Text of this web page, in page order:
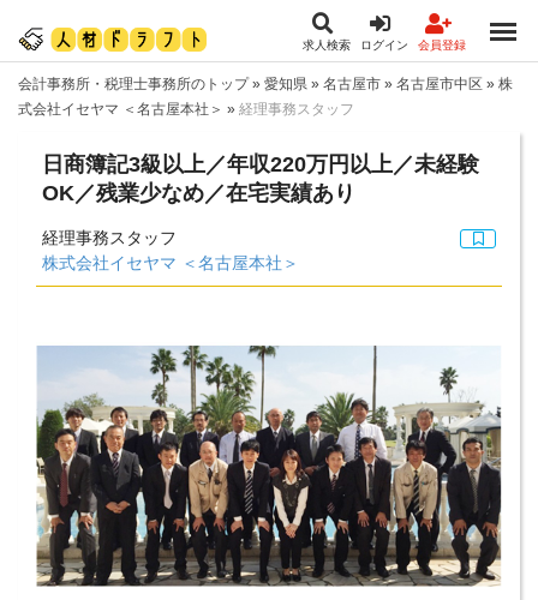
求人検索 ログイン 会員登録
会計事務所・税理士事務所のトップ» 愛知県 » 名古屋市 » 名古屋市中区 » 株
式会社イセヤマ ＜名古屋本社＞ » 経理事務スタッフ
日商簿記3級以上／年収220万円以上／未経験
OK／残業少なめ／在宅実績あり
経理事務スタッフ
株式会社イセヤマ ＜名古屋本社＞